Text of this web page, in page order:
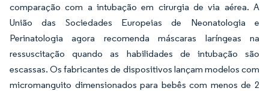
comparação com a intubação em cirurgia de via aérea. A
União das Sociedades Europeias de Neonatologia e
Perinatologia agora recomenda máscaras laríngeas na
ressuscitação quando as habilidades de intubação são
escassas. Os fabricantes de dispositivos lançam modelos com
micromanguito dimensionados para bebês com menos de 2